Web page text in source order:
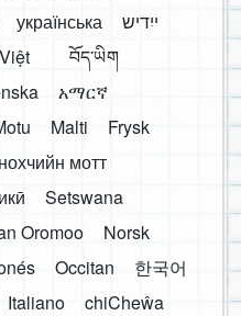
українська
ייִדיש
བོད་ཡིག
አማርኛ
Malti
Frysk
нохчийн мотт
Setswana
Oromoo
Norsk
Occitan
한국어
Italiano
chiCheŵa